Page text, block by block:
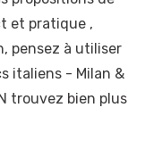
et pratique ,
pensez à utiliser
italiens - Milan &
trouvez bien plus